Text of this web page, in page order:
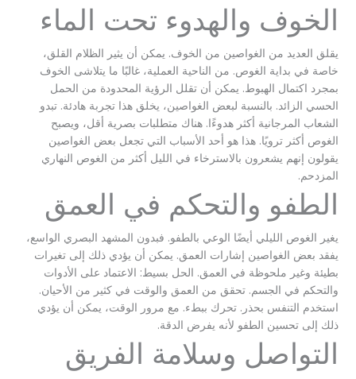
الخوف والهدوء تحت الماء
يقلق العديد من الغواصين من الخوف. يمكن أن يثير الظلام القلق،
خاصة في بداية الغوص. من الناحية العملية، غالبًا ما يتلاشى الخوف
بمجرد اكتمال الهبوط. يمكن أن تقلل الرؤية المحدودة من الحمل
الحسي الزائد. بالنسبة لبعض الغواصين، يخلق هذا تجربة هادئة. تبدو
الشعاب المرجانية أكثر هدوءًا. هناك متطلبات بصرية أقل، ويصبح
الغوص أكثر ترويًا. هذا هو أحد الأسباب التي تجعل بعض الغواصين
يقولون إنهم يشعرون بالاسترخاء في الليل أكثر من الغوص النهاري
المزدحم.
الطفو والتحكم في العمق
يغير الغوص الليلي أيضًا الوعي بالطفو. فبدون المشهد البصري الواسع،
يفقد بعض الغواصين إشارات العمق. يمكن أن يؤدي ذلك إلى تغيرات
بطيئة وغير ملحوظة في العمق. الحل بسيط: الاعتماد على الأدوات
والتحكم في الجسم. تحقق من العمق والوقت في كثير من الأحيان.
استخدم التنفس بحذر. تحرك ببطء. مع مرور الوقت، يمكن أن يؤدي
ذلك إلى تحسين الطفو لأنه يفرض الدقة.
التواصل وسلامة الفريق